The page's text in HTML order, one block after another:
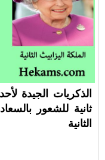
الذكريات الجيدة
ثانية للشعور
الثانية